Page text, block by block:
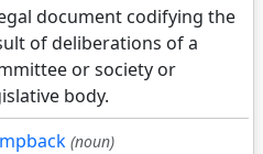
document codifying the
of deliberations of a
or society or
body.
(noun)